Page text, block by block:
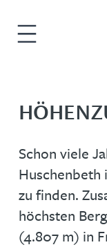
Schon viele
Huschenbeth
zu finden.
höchsten
(4.807 m) in